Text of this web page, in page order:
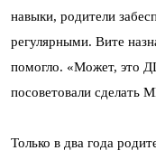
навыки, родители
регулярными. Вите
помогло. «Может, это
посоветовали сделать
Только в два года